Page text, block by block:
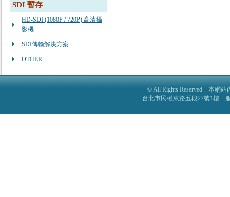
SDI 暫存
HD-SDI (1080P / 720P) 高清攝
影機
SDI傳輸解決方案
OTHER
© All Rights Reserved 本網站
台北市民權東路五段27號1樓